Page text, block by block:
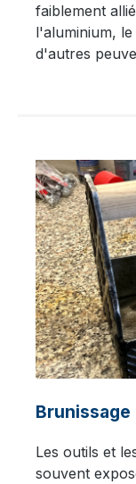
faiblement
l'aluminium,
d'autres
Les outils et
souvent